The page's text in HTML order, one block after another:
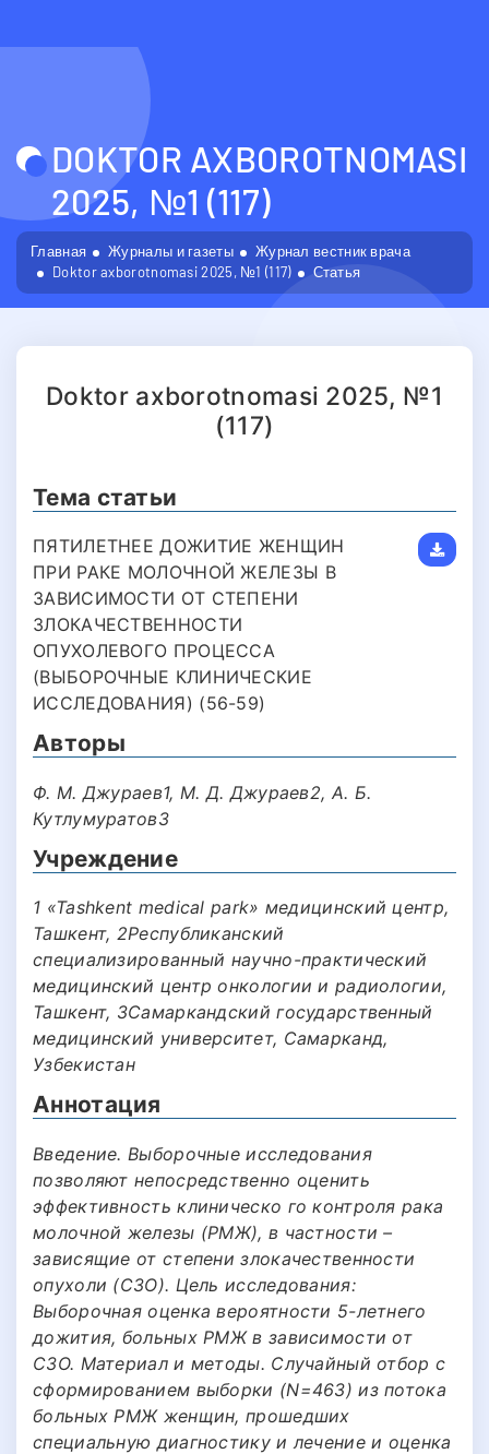
DOKTOR AXBOROTNOMASI
2025, №1 (117)
Главная Журналы и газеты
Журнал вестник врача
Doktor axborotnomasi 2025, №1 (117)
Статья
Doktor axborotnomasi 2025, №1
(117)
Тема статьи
ПЯТИЛЕТНЕЕ ДОЖИТИЕ ЖЕНЩИН
ПРИ РАКЕ МОЛОЧНОЙ ЖЕЛЕЗЫ В
ЗАВИСИМОСТИ ОТ СТЕПЕНИ
ЗЛОКАЧЕСТВЕННОСТИ
ОПУХОЛЕВОГО ПРОЦЕССА
(ВЫБОРОЧНЫЕ КЛИНИЧЕСКИЕ
ИССЛЕДОВАНИЯ) (56-59)
Авторы
Ф. М. Джураев1, М. Д. Джураев2, А. Б.
Кутлумуратов3
Учреждение
1 «Tashkent medical park» медицинский центр,
Ташкент, 2Республиканский
специализированный научно-практический
медицинский центр онкологии и радиологии,
Ташкент, 3Самаркандский государственный
медицинский университет, Самарканд,
Узбекистан
Аннотация
Введение. Выборочные исследования
позволяют непосредственно оценить
эффективность клиническо го контроля рака
молочной железы (РМЖ), в частности –
зависящие от степени злокачественности
опухоли (СЗО). Цель исследования:
Выборочная оценка вероятности 5-летнего
дожития, больных РМЖ в зависимости от
СЗО. Материал и методы. Случайный отбор с
сформированием выборки (N=463) из потока
больных РМЖ женщин, прошедших
специальную диагностику и лечение и оценка